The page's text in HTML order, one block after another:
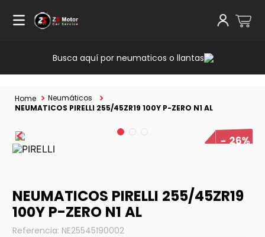
Busca aquí por neumaticos o llantas
Neumáticos
NEUMATICOS PIRELLI 255/45ZR19 100Y P-ZERO N1 AL
26%
NEUMATICOS PIRELLI 255/45ZR19
100Y P-ZERO N1 AL
Referencia: NE25545190002